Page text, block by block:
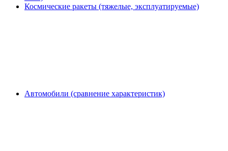
Космические ракеты (тяжелые, эксплуатируемые)
Автомобили (сравнение характеристик)